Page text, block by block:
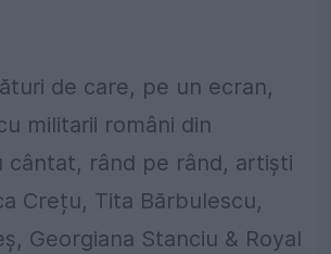
de care, pe un ecran,
militarii români din
cântat, rând pe rând, artiști
Crețu, Tita Bărbulescu,
Georgiana Stanciu & Royal